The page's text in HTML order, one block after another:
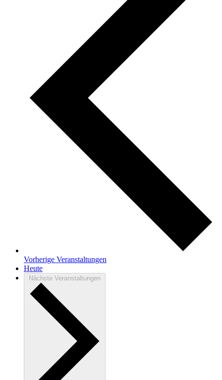
Vorherige Veranstaltungen
Heute
Nächste Veranstaltungen